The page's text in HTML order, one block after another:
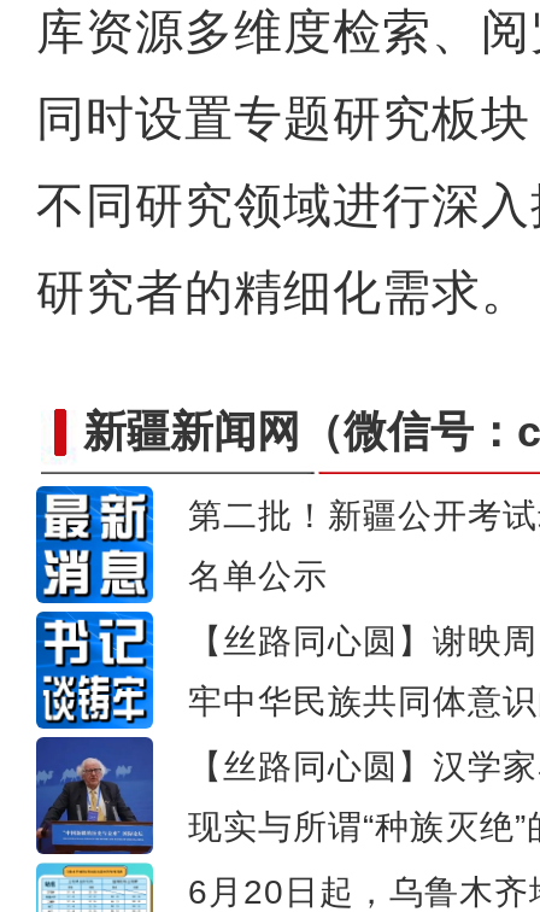
库资源多维度检索、
同时设置专题研究板
不同研究领域进行深
研究者的精细化需求
新疆新闻网 （微信号
第二批！新疆公开考
名单公示
【丝路同心圆】谢映
牢中华民族共同体意
【丝路同心圆】汉学
现实与所谓“种族灭绝”
6月20日起，乌鲁木
潘岳：将新疆文化与中华文